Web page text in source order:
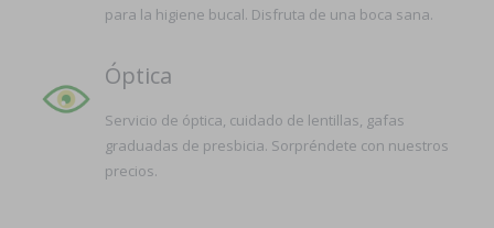
para la higiene bucal. Disfruta de una boca sana.
Óptica
Servicio de óptica, cuidado de lentillas, gafas
graduadas de presbicia. Sorpréndete con nuestros
precios.